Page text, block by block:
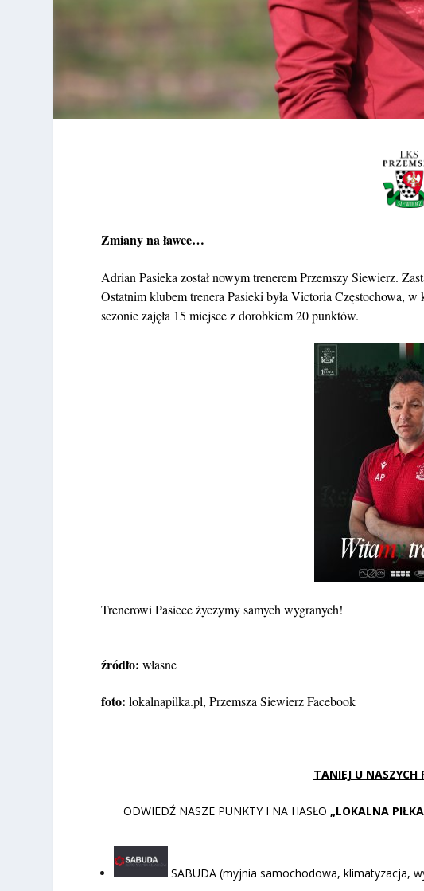
Zmiany na ławce…
Adrian Pasieka został nowym trenerem Przemszy Siewierz.
Ostatnim klubem trenera Pasieki była Victoria Częstochowa,
sezonie zajęła 15 miejsce z dorobkiem 20 punktów.
Trenerowi Pasiece życzymy samych wygranych!
źródło:własne
foto:lokalnapilka.pl, Przemsza Siewierz Facebook
TANIEJ U NASZYCH
ODWIEDŹ NASZE PUNKTY I NA HASŁO „LOKALNA
SABUDA (myjnia samochodowa, klimatyzacja,